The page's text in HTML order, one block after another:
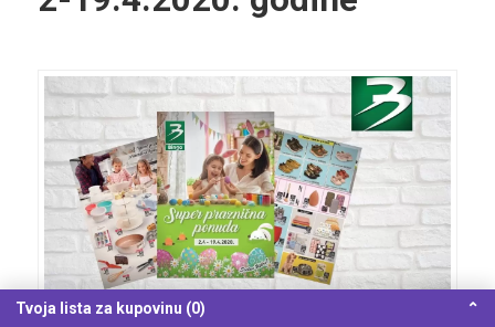
Tvoja lista za kupovinu (0) ⌃